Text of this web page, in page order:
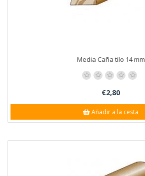
Media Caña tilo 14 mm
€2,80
Añadir a la cesta